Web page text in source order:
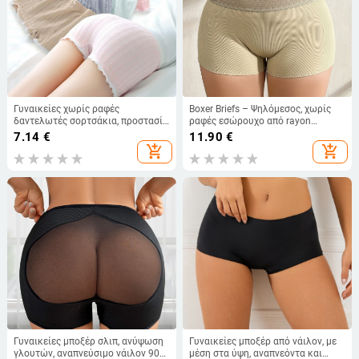
Γυναικείες χωρίς ραφές
δαντελωτές σορτσάκια, προστασία
από τη διάφανεια, μεσαίο ύψος
μέσης, υψηλή ελαστικότητα
7.14 €
add_shopping_cart
Boxer Briefs – Ψηλόμεσος, χωρίς
ραφές εσώρουχο από rayon
πλεκτό ύφασμα με ανύψωση
11.90 €
add_shopping_cart
Γυναικείες μποξέρ σλιπ, ανύψωση
γλουτών, αναπνεύσιμο νάιλον 90–
Γυναικείες μποξέρ από νάιλον, με
μέση στα ύψη, αναπνεόντα και